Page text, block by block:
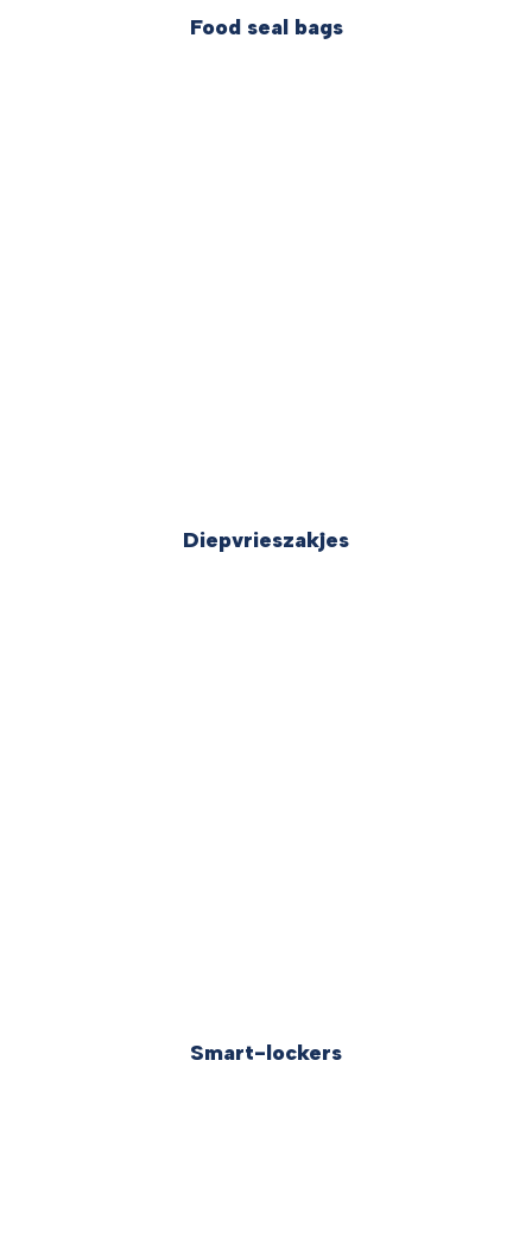
Food seal bags
Diepvrieszakjes
Smart-lockers